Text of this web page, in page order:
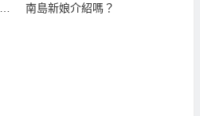
南島新娘介紹嗎？